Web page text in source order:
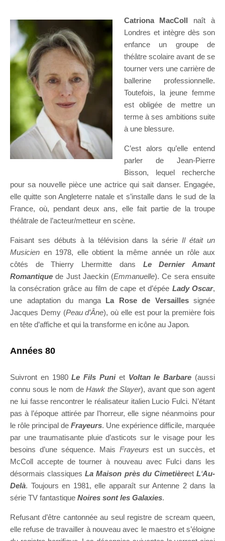
Catriona MacColl naît à
Londres et intègre dès son
enfance un groupe de
théâtre scolaire avant de se
tourner vers une carrière de
ballerine professionnelle.
Toutefois, la jeune femme
est obligée de mettre un
terme à ses ambitions suite
à une blessure.
C’est alors qu’elle entend
parler de Jean-Pierre
Bisson, lequel recherche
pour sa nouvelle pièce une actrice qui sait danser. Engagée,
elle quitte son Angleterre natale et s’installe dans le sud de la
France, où, pendant deux ans, elle fait partie de la troupe
théâtrale de l’acteur/metteur en scène.
Faisant ses débuts à la télévision dans la série Il était un
Musicien en 1978, elle obtient la même année un rôle aux
côtés de Thierry Lhermitte dans Le Dernier Amant
Romantique de Just Jaeckin (Emmanuelle). Ce sera ensuite
la consécration grâce au film de cape et d’épée Lady Oscar,
une adaptation du manga La Rose de Versaillessignée
Jacques Demy (Peau d’Âne), où elle est pour la première fois
en tête d’affiche et qui la transforme en icône au Japon.
Années 80
Suivront en 1980Le Fils Puni et Voltan le Barbare (aussi
connu sous le nom deHawk the Slayer), avant que son agent
ne lui fasse rencontrer le réalisateur italien Lucio Fulci. N’étant
pas à l’époque attirée par l’horreur, elle signe néanmoins pour
le rôle principal de Frayeurs. Une expérience difficile, marquée
par une traumatisante pluie d’asticots sur le visage pour les
besoins d’une séquence. Mais Frayeurs est un succès, et
McColl accepte de tourner à nouveau avec Fulci dans les
désormais classiquesLa Maison près du CimetièreetL‘Au-
Delà. Toujours en 1981, elle apparaît sur Antenne 2 dans la
série TV fantastique Noires sont les Galaxies.
Refusant d’être cantonnée au seul registre de scream queen,
elle refuse de travailler à nouveau avec le maestro et s’éloigne